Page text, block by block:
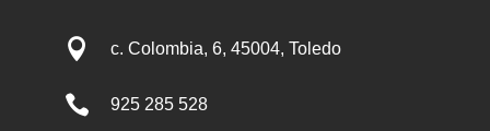
 c. Colombia, 6, 45004, Toledo
 925 285 528